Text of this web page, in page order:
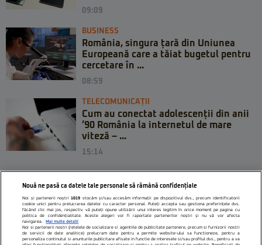
09:09
BUSINESS
România, singura țară din Uniunea
Europeană care a tăiat bugetul pentru
cercetare în ...
08:59
TELECOMUNICAȚII
Cum au conectat adolescenții din anii
’90 România la internetul de mare
viteză – ...
15:14
Nouă ne pasă ca datele tale personale să rămână confidențiale
Noi și partenerii noștri1019 stocăm și/sau accesăm informații pe dispozitivul dvs., precum identificatorii
cookie unici pentru prelucrarea datelor cu caracter personal. Puteți accepta sau gestiona preferințele dvs.
făcând clic mai jos, respectiv vă puteți opune utilizării unui interes legitim în orice moment pe pagina cu
politica de confidențialitate. Aceste alegeri vor fi raportate partenerilor noștri și nu vă vor afecta
navigarea.
Mai multe detalii
Noi si partenerii nostri (retelele de socializare si agentiile de publicitate partenere, precum si furnizorii nostri
de servicii de date analitice) prelucram date pentru a permite website-ului sa functioneze, pentru a
personaliza continutul si anunturile publicitare afisate in functie de interesele si/sau profilul dvs., pentru a va